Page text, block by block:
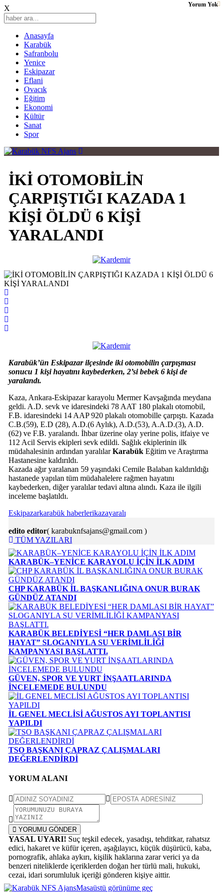
X
Anasayfa
Karabük
Safranbolu
Yenice
Eskipazar
Eflani
Ovacık
Eğitim
Ekonomi
Kültür
Sanat
Spor
İKİ OTOMOBİLİN
ÇARPIŞTIĞI KAZADA 1
KİŞİ ÖLDÜ 6 KİŞİ
YARALANDI
Karabük’ün Eskipazar ilçesinde iki otomobilin çarpışması
sonucu 1 kişi hayatını kaybederken, 2’si bebek 6 kişi de
yaralandı.
Kaza, Ankara-Eskipazar karayolu Mermer Kavşağında meydana
geldi. A.D. sevk ve idaresindeki 78 AAT 180 plakalı otomobil,
F.B. idaresindeki 14 AAP 920 plakalı otomobille çarpıştı. Kazada
C.B.(59), E.D (28), A.D.(6 Aylık), A.D.(53), A.A.D.(3), A.D.
(62) ve F.B. yaralandı. İhbar üzerine olay yerine polis, itfaiye ve
112 Acil Servis ekipleri sevk edildi. Sağlık ekiplerinin ilk
müdahalesinin ardından yaralılarKarabükEğitim ve Araştırma
Hastanesine kaldırıldı.
Kazada ağır yaralanan 59 yaşındaki Cemile Balaban kaldırıldığı
hastanede yapılan tüm müdahalelere rağmen hayatını
kaybederken, diğer yaralılar tedavi altına alındı. Kaza ile ilgili
inceleme başlatıldı.
Eskipazarkarabük haberlerikazayaralı
edito editor( karabuknfsajans@gmail.com )
TÜM YAZILARI
KARABÜK–YENİCE KARAYOLU İÇİN İLK ADIM
CHP KARABÜK İL BAŞKANLIĞINA ONUR BURAK
GÜNDÜZ ATANDI
KARABÜK BELEDİYESİ “HER DAMLASI BİR
HAYAT” SLOGANIYLA SU VERİMLİLİĞİ
KAMPANYASI BAŞLATTI.
GÜVEN, SPOR VE YURT İNŞAATLARINDA
İNCELEMEDE BULUNDU
İL GENEL MECLİSİ AĞUSTOS AYI TOPLANTISI
YAPILDI
TSO BAŞKANI ÇAPRAZ ÇALIŞMALARI
DEĞERLENDİRDİ
YORUM ALANI
Yorum Yok
YORUMU GÖNDER
YASAL UYARI! Suç teşkil edecek, yasadışı, tehditkar, rahatsız
edici, hakaret ve küfür içeren, aşağılayıcı, küçük düşürücü, kaba,
pornografik, ahlaka aykırı, kişilik haklarına zarar verici ya da
benzeri niteliklerde içeriklerden doğan her türlü mali, hukuki,
cezai, idari sorumluluk içeriği gönderen kişiye aittir.
Masaüstü görünüme geç